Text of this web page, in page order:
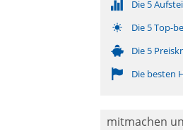
Die 5
Die 5 Top-
Die 5
Die besten
mitmachen